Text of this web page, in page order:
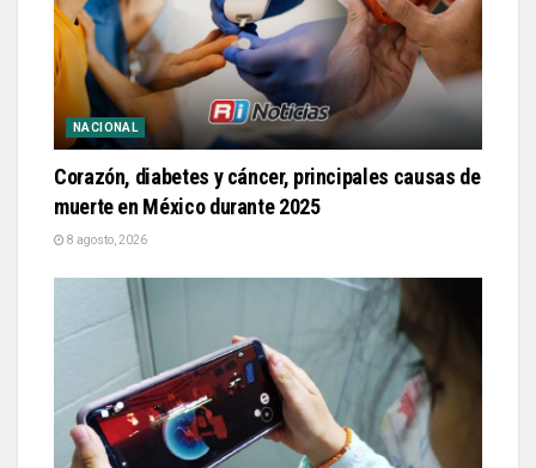
NACIONAL
Corazón, diabetes y cáncer, principales causas de
muerte en México durante 2025
8 agosto, 2026